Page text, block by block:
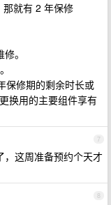
就有 2 年保修
。
保修期的剩余时长或
换用的主要组件享有
7
，这周准备预约个天才
8